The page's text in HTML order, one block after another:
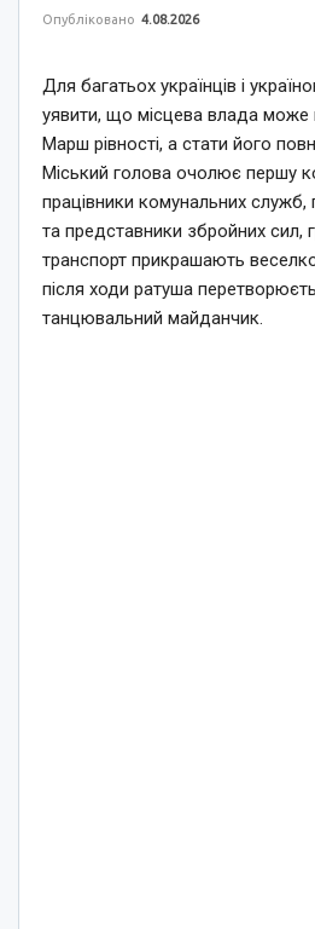
Опубліковано 4.08.2026
Для багатьох українців і
уявити, що місцева влада може
Марш рівності, а стати його
Міський голова очолює першу
працівники комунальних
та представники збройних сил,
транспорт прикрашають
після ходи ратуша
танцювальний майданчик.